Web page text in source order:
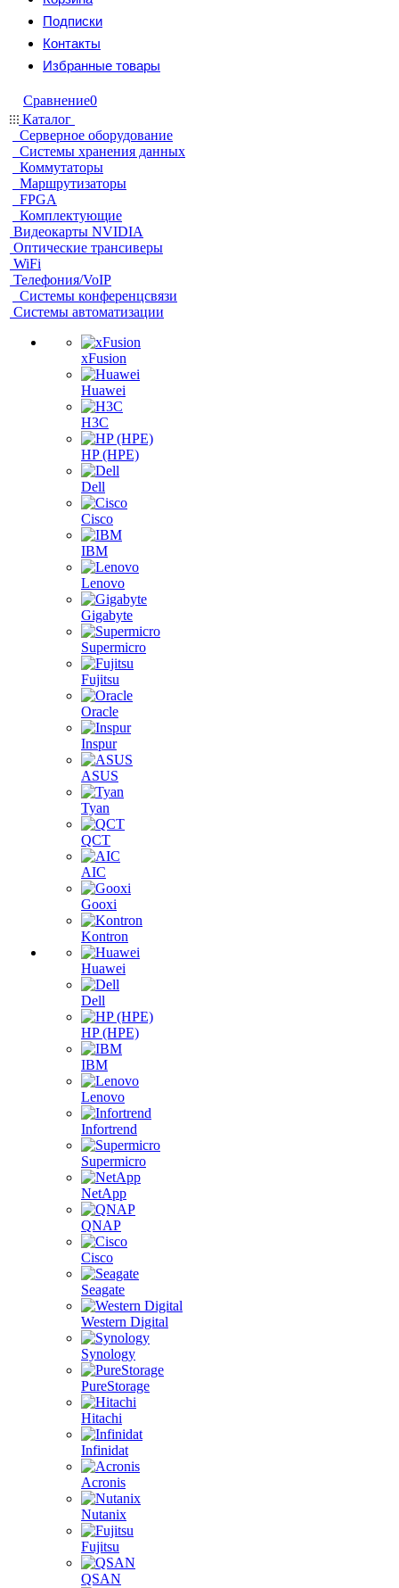
Подписки
Контакты
Избранные товары
Сравнение0
Каталог
Серверное оборудование
Системы хранения данных
Коммутаторы
Маршрутизаторы
FPGA
Комплектующие
Видеокарты NVIDIA
Оптические трансиверы
WiFi
Телефония/VoIP
Системы конференцсвязи
Системы автоматизации
xFusion
Huawei
H3C
HP (HPE)
Dell
Cisco
IBM
Lenovo
Gigabyte
Supermicro
Fujitsu
Oracle
Inspur
ASUS
Tyan
QCT
AIC
Gooxi
Kontron
Huawei
Dell
HP (HPE)
IBM
Lenovo
Infortrend
Supermicro
NetApp
QNAP
Cisco
Seagate
Western Digital
Synology
PureStorage
Hitachi
Infinidat
Acronis
Nutanix
Fujitsu
QSAN